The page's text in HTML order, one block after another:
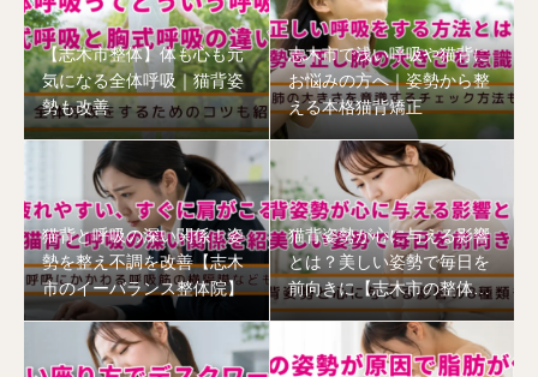
【志木市整体】体も心も元
気になる全体呼吸｜猫背姿
勢も改善
志木市で浅い呼吸や猫背に
お悩みの方へ｜姿勢から整
える本格猫背矯正
猫背と呼吸の深い関係！姿
勢を整え不調を改善【志木
市のイーバランス整体院】
猫背姿勢が心に与える影響
とは？美しい姿勢で毎日を
前向きに【志木市の整体
院】